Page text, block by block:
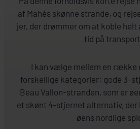
af Mahés skønne strande, og
jer, der drømmer om at koble helt
tid på
I kan vælge mellem en række
forskellige kategorier: gode 3-
Beau Vallon-stranden, som er
et skønt 4-stjernet alternativ, der
øens nordlige